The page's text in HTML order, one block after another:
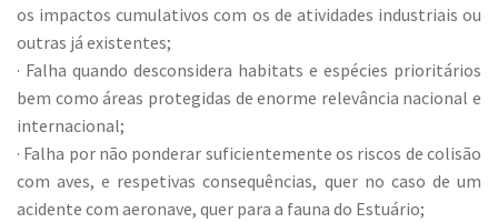
os impactos cumulativos com os de atividades industriais ou
outras já existentes;
· Falha quando desconsidera habitats e espécies prioritários
bem como áreas protegidas de enorme relevância nacional e
internacional;
· Falha por não ponderar suficientemente os riscos de colisão
com aves, e respetivas consequências, quer no caso de um
acidente com aeronave, quer para a fauna do Estuário;